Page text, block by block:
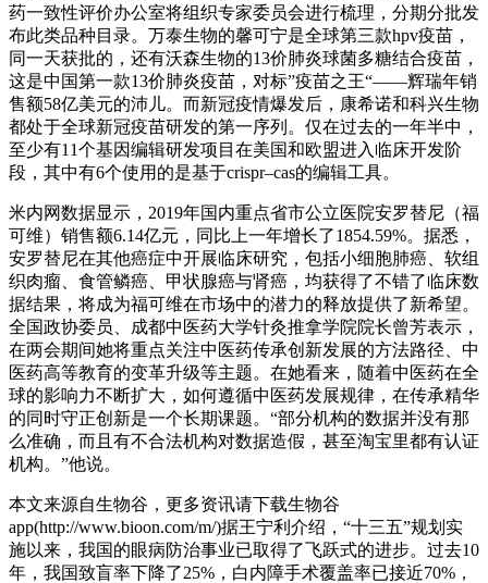
药一致性评价办公室将组织专家委员会进行梳理，分期分批发
布此类品种目录。万泰生物的馨可宁是全球第三款hpv疫苗，
同一天获批的，还有沃森生物的13价肺炎球菌多糖结合疫苗，
这是中国第一款13价肺炎疫苗，对标”疫苗之王“——辉瑞年销
售额58亿美元的沛儿。而新冠疫情爆发后，康希诺和科兴生物
都处于全球新冠疫苗研发的第一序列。仅在过去的一年半中，
至少有11个基因编辑研发项目在美国和欧盟进入临床开发阶
段，其中有6个使用的是基于crispr–cas的编辑工具。
米内网数据显示，2019年国内重点省市公立医院安罗替尼（福
可维）销售额6.14亿元，同比上一年增长了1854.59%。据悉，
安罗替尼在其他癌症中开展临床研究，包括小细胞肺癌、软组
织肉瘤、食管鳞癌、甲状腺癌与肾癌，均获得了不错了临床数
据结果，将成为福可维在市场中的潜力的释放提供了新希望。
全国政协委员、成都中医药大学针灸推拿学院院长曾芳表示，
在两会期间她将重点关注中医药传承创新发展的方法路径、中
医药高等教育的变革升级等主题。在她看来，随着中医药在全
球的影响力不断扩大，如何遵循中医药发展规律，在传承精华
的同时守正创新是一个长期课题。“部分机构的数据并没有那
么准确，而且有不合法机构对数据造假，甚至淘宝里都有认证
机构。”他说。
本文来源自生物谷，更多资讯请下载生物谷
app(http://www.bioon.com/m/)据王宁利介绍，“十三五”规划实
施以来，我国的眼病防治事业已取得了飞跃式的进步。过去10
年，我国致盲率下降了25%，白内障手术覆盖率已接近70%，